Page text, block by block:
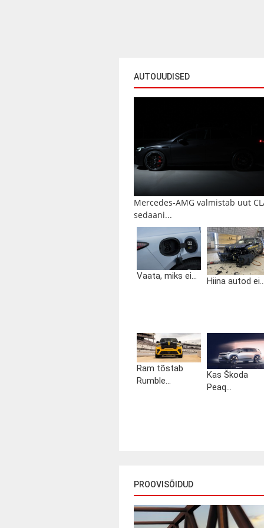
AUTOUUDISED
Mercedes-AMG valmistab uut
sedaani...
Vaata, miks ei...
Hiina autod
Ram tõstab
Rumble...
Kas Škoda
Peaq...
PROOVISÕIDUD